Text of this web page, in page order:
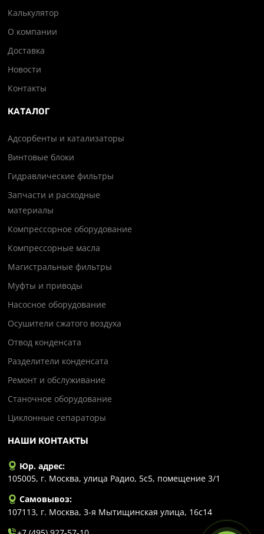
Калькулятор
О компании
Доставка
Новости
Контакты
КАТАЛОГ
Адсорбенты и катализаторы
Винтовые блоки
Гидравлические фильтры
Запчасти и расходные
материалы
Компрессорное оборудование
Компрессорные масла
Магистральные фильтры
Муфты и приводы
Насосное оборудование
Осушители сжатого воздуха
Отвод конденсата
Разделители конденсата
Ремонт и обслуживание
Станочное оборудование
Циклонные сепараторы
НАШИ КОНТАКТЫ
Юр. адрес:
105005, г. Москва, улица Радио, 5с5, помещение 3/1
Самовывоз:
107113, г. Москва, 3-я Мытищинская улица, 16с14